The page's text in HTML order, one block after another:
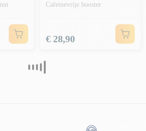
Cafeïnevrije booster
Prijs
€ 28,90